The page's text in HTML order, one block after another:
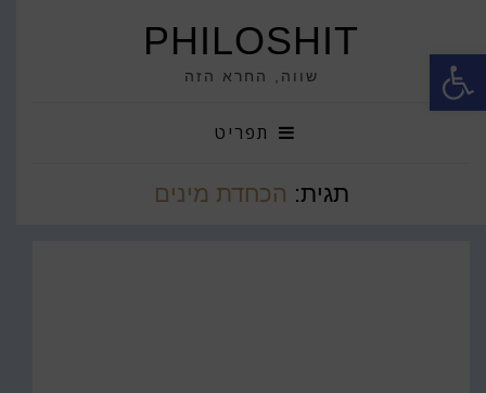
פתח סרגל נגישות PHILOSHIT
שווה, החרא הזה
תפריט
תגית: הכחדת מינים